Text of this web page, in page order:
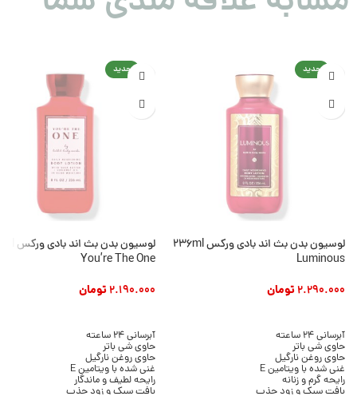
جدید
لوسیون بدن بث اند بادی ورکس 236ml
Luminous
2.290.000تومان
آبرسانی 24 ساعته
حاوی شی باتر
حاوی روغن نارگیل
غنی شده با ویتامین E
رایحه گرم و زنانه
بافت سبک و زود جذب
جدید
You’re The One
2.190.000تومان
آبرسانی 24 ساعته
حاوی شی باتر
حاوی روغن نارگیل
غنی شده با ویتامین E
رایحه لطیف و ماندگار
بافت سبک و زود جذب